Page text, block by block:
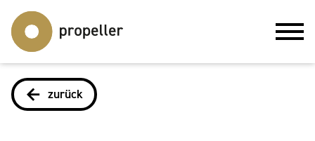
zurück